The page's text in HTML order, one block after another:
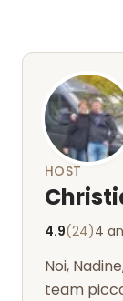
HOST
4.9(24)4
Noi,
team